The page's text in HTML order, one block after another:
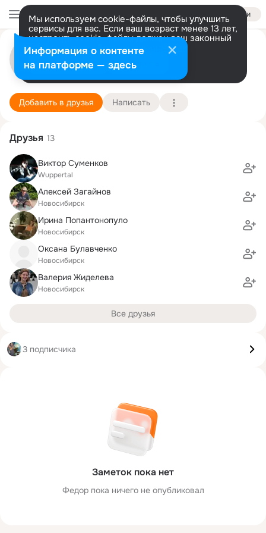
Войти
Мы используем cookie-файлы, чтобы улучшить
сервисы для вас. Если ваш возраст менее 13 лет,
настроить cookie-файлы должен ваш законный
представитель. Больше информации
Разрешить все Настроить
Федор Живоглядов
Москва 30 мая (41 год)
Подробнее
Добавить в друзья Написать
Заметок пока нет
Федор пока ничего не опубликовал
Друзья 13
Виктор Суменков
Wuppertal
Алексей Загайнов
Новосибирск
Ирина Попантонопуло
Новосибирск
Оксана Булавченко
Новосибирск
Валерия Жиделева
Новосибирск
Все друзья
3 подписчика
Информация о контенте
на платформе — здесь